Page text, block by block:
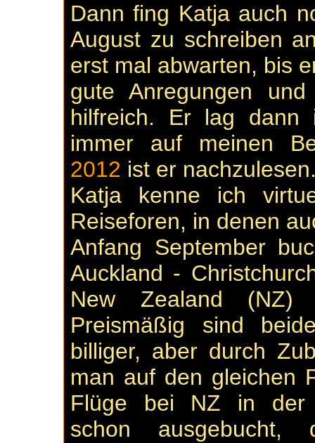
Dann fing Katja auch
August zu schreiben
erst mal abwarten, bis
gute Anregungen
hilfreich. Er lag dann
immer auf meinen
2012 ist er
Katja kenne ich
Reiseforen, in denen
Anfang September
Auckland -
New Zealand (NZ)
Preismäßig sind
billiger, aber durch
man auf den gleichen
Flüge bei NZ in der
schon